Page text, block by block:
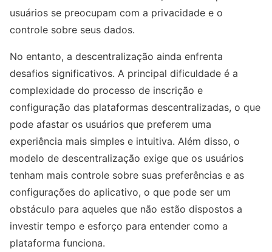
usuários se preocupam com a privacidade e o
controle sobre seus dados.
No entanto, a descentralização ainda enfrenta
desafios significativos. A principal dificuldade é a
complexidade do processo de inscrição e
configuração das plataformas descentralizadas, o que
pode afastar os usuários que preferem uma
experiência mais simples e intuitiva. Além disso, o
modelo de descentralização exige que os usuários
tenham mais controle sobre suas preferências e as
configurações do aplicativo, o que pode ser um
obstáculo para aqueles que não estão dispostos a
investir tempo e esforço para entender como a
plataforma funciona.